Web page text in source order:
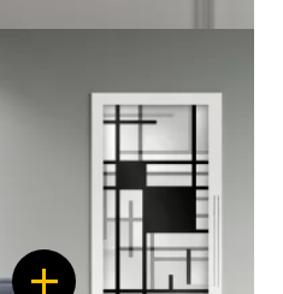
Modern